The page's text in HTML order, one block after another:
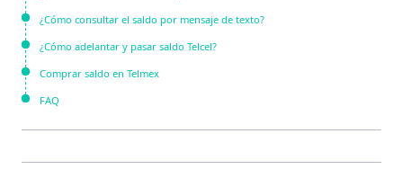
¿Cómo consultar el saldo por mensaje de texto?
¿Cómo adelantar y pasar saldo Telcel?
Comprar saldo en Telmex
FAQ